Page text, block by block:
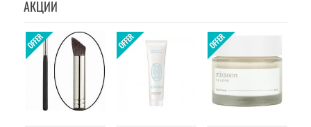
АКЦИИ